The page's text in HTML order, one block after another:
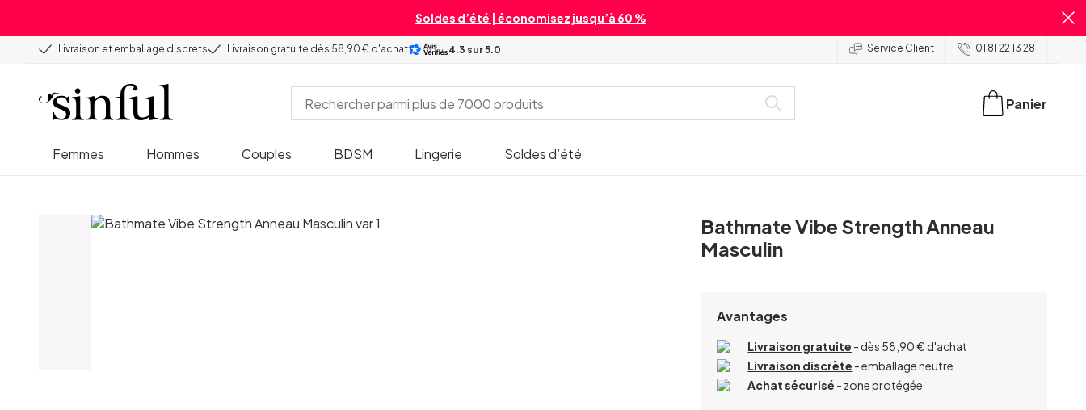
Soldes d’été | économisez jusqu’à 60 %
Livraison et emballage discrets Livraison gratuite dès 58,90 € d'achat 4.3 sur 5.0 Service Client 01 81 22 13 28
Femmes Hommes Couples BDSM Lingerie Soldes d’été
Panier
Bathmate Vibe Strength Anneau
Masculin
Avantages
Livraison gratuite - dès 58,90 € d'achat
Livraison discrète - emballage neutre
Achat sécurisé - zone protégée